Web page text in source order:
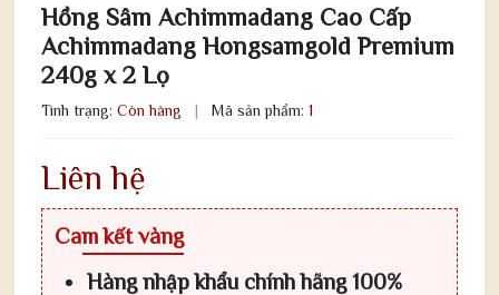
Hồng Sâm Achimmadang Cao Cấp
Achimmadang Hongsamgold Premium
240g x 2 Lọ
Tình trạng: Còn hàng | Mã sản phẩm: 1
Liên hệ
Cam kết vàng
Hàng nhập khẩu chính hãng 100%